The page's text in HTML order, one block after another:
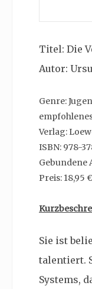
Titel: Die
Autor:
Genre:
Verlag:
ISBN: 978-
Gebundene
Preis: 18,95 €
Sie ist
talentiert.
Systems,